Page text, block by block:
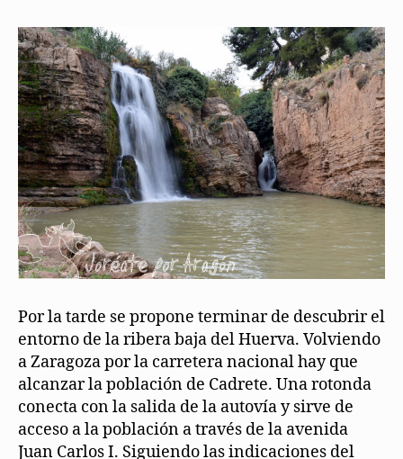
Por la tarde se propone terminar de descubrir el
entorno de la ribera baja del Huerva. Volviendo
a Zaragoza por la carretera nacional hay que
alcanzar la población de Cadrete. Una rotonda
conecta con la salida de la autovía y sirve de
acceso a la población a través de la avenida
Juan Carlos I. Siguiendo las indicaciones del